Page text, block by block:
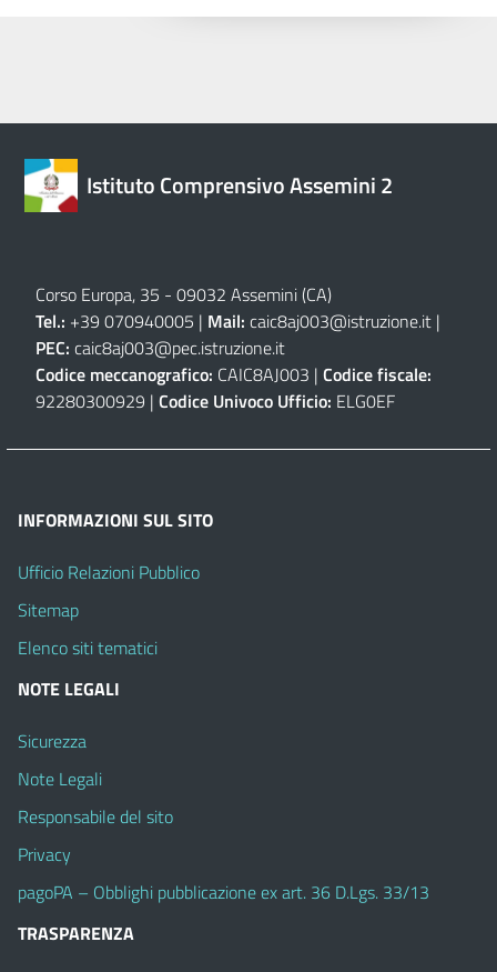
Istituto Comprensivo Assemini 2
Corso Europa, 35 - 09032 Assemini (CA)
Tel.: +39 070940005 | Mail: caic8aj003@istruzione.it |
PEC: caic8aj003@pec.istruzione.it
Codice meccanografico: CAIC8AJ003 | Codice fiscale:
92280300929 | Codice Univoco Ufficio: ELG0EF
INFORMAZIONI SUL SITO
Ufficio Relazioni Pubblico
Sitemap
Elenco siti tematici
NOTE LEGALI
Sicurezza
Note Legali
Responsabile del sito
Privacy
pagoPA – Obblighi pubblicazione ex art. 36 D.Lgs. 33/13
TRASPARENZA